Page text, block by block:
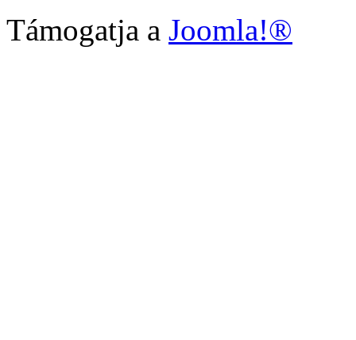
Támogatja a Joomla!®